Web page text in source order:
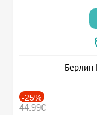
Берлин
-25%
44.99€